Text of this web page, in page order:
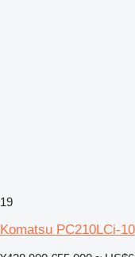
19
Komatsu PC210LCi-10